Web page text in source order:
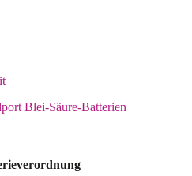
Blei-Säure-Batterien